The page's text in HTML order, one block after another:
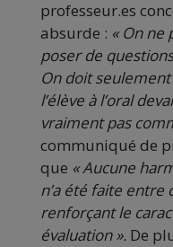
professeur.es
absurde : « On
poser de
On doit seulement
l’élève à l’oral
vraiment pas
communiqué de
que « Aucune
n’a été faite entre
renforçant le
évaluation ». De